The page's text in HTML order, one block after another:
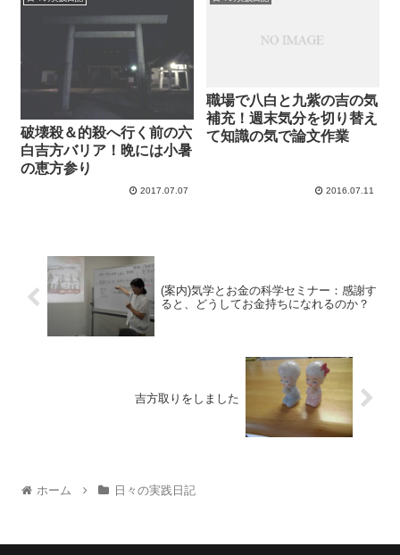
破壊殺＆的殺へ行く前の六
白吉方バリア！晩には小暑
の恵方参り
2017.07.07
職場で八白と九紫の吉の気
補充！週末気分を切り替え
て知識の気で論文作業
2016.07.11
(案内)気学とお金の科学セミナー：感謝す
ると、どうしてお金持ちになれるのか？
吉方取りをしました
ホーム 日々の実践日記